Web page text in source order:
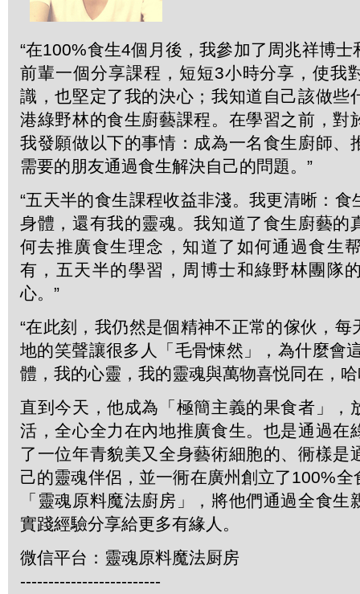
“在100%食生4個月後，我參加了周兆祥博
前輩一個分享課程，短短3小時分享，使我
識，也堅定了我的決心；我知道自己該做些
港綠野林的食生廚藝課程。在學習之前，對
我發願做以下的事情：成為一名食生廚師、
需要的朋友通過食生解決自己的問題。”
“五天半的食生課程收益非淺。我更清晰：食
身體，還有我的靈魂。我知道了食生廚藝的
何去推廣食生理念，知道了如何通過食生
有，五天半的學習，周博士和綠野林團隊
心。”
“在此刻，我仍然是個精神不正常的傢伙，每
地的笑聲讓很多人「毛骨悚然」，為什麼會
體，我的心靈，我的靈魂與萬物喜悦同在，
直到今天，他成為「極簡主義的果食者」，
活，全心全力在內地推廣食生。也是通過在
了一位年青貌美又全身藝術細胞的、衕樣是
己的靈魂伴侶，並一衕在廣州創立了100%
「靈魂原料魔法廚房」，將他們通過全食生
實踐經驗分享給更多有緣人。
微信平台：靈魂原料魔法厨房
-------------------------